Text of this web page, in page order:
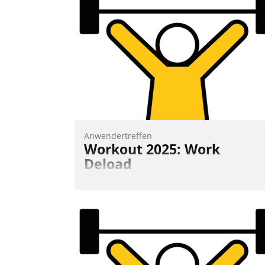
Software ist es nicht getan. Die
Digitalisierung erfordert von
Unternehmen die Bereitschaft, sich zu
überprüfen, zu hinterfragen und zu
Anwendertreffen
Workout 2025: Work
Deload
Kunden- und Partnerkreis statt. Zentrale
meistern und Workloads wuppen – bei
zunehmend anspruchsvollen Aufgaben